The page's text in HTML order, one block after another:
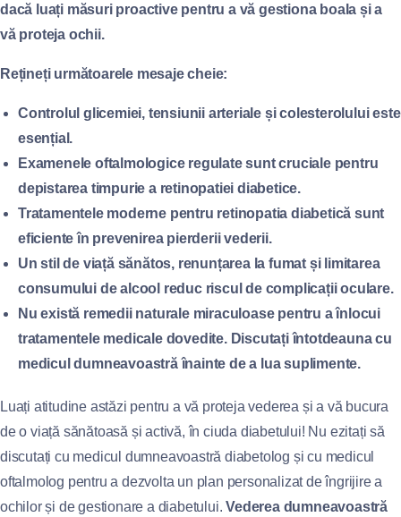
dacă luați măsuri proactive pentru a vă gestiona boala și a
vă proteja ochii.
Rețineți următoarele mesaje cheie:
Controlul glicemiei, tensiunii arteriale și colesterolului este
esențial.
Examenele oftalmologice regulate sunt cruciale pentru
depistarea timpurie a retinopatiei diabetice.
Tratamentele moderne pentru retinopatia diabetică sunt
eficiente în prevenirea pierderii vederii.
Un stil de viață sănătos, renunțarea la fumat și limitarea
consumului de alcool reduc riscul de complicații oculare.
Nu există remedii naturale miraculoase pentru a înlocui
tratamentele medicale dovedite. Discutați întotdeauna cu
medicul dumneavoastră înainte de a lua suplimente.
Luați atitudine astăzi pentru a vă proteja vederea și a vă bucura
de o viață sănătoasă și activă, în ciuda diabetului! Nu ezitați să
discutați cu medicul dumneavoastră diabetolog și cu medicul
oftalmolog pentru a dezvolta un plan personalizat de îngrijire a
ochilor și de gestionare a diabetului.Vederea dumneavoastră